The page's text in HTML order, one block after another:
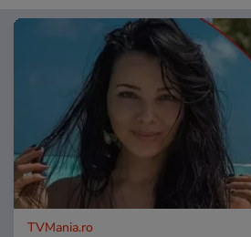
TVMania.ro